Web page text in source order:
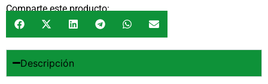
Comparte este producto:
Descripción